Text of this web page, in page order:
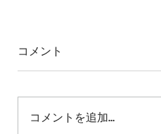
コメント
コメントを追加…